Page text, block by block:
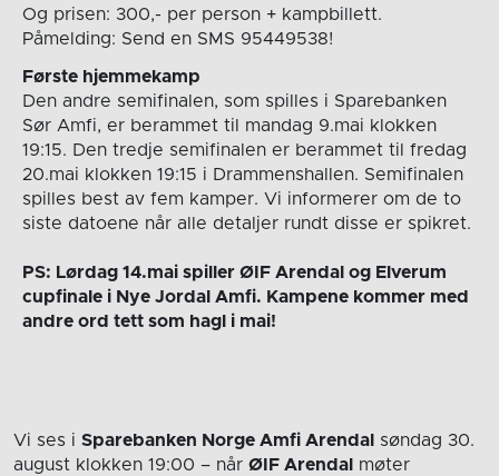
Og prisen: 300,- per person + kampbillett.
Påmelding: Send en SMS 95449538!
Første hjemmekamp
Den andre semifinalen, som spilles i Sparebanken
Sør Amfi, er berammet til mandag 9.mai klokken
19:15. Den tredje semifinalen er berammet til fredag
20.mai klokken 19:15 i Drammenshallen. Semifinalen
spilles best av fem kamper. Vi informerer om de to
siste datoene når alle detaljer rundt disse er spikret.
PS: Lørdag 14.mai spiller ØIF Arendal og Elverum
cupfinale i Nye Jordal Amfi. Kampene kommer med
andre ord tett som hagl i mai!
Vi ses i Sparebanken Norge Amfi Arendal
søndag 30.
august klokken 19:00 – når ØIF Arendal møter